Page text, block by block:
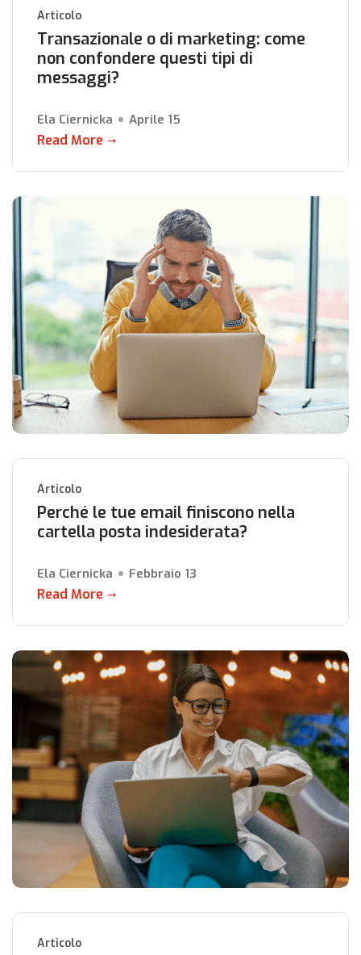
Articolo
Transazionale o di marketing: come
non confondere questi tipi di
messaggi?
Ela Ciernicka Aprile 15
Read More
Articolo
Perché le tue email finiscono nella
cartella posta indesiderata?
Ela Ciernicka Febbraio 13
Read More
Articolo